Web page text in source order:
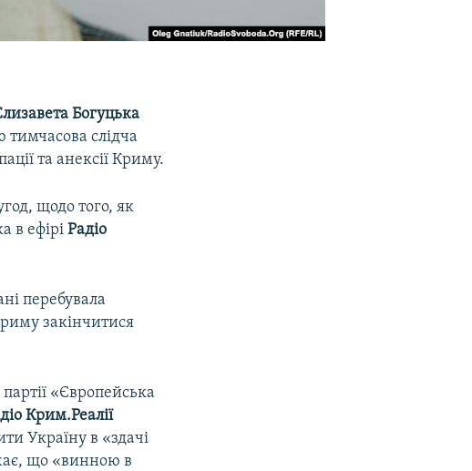
Богуцька
слідча
та анексії Криму.
щодо того, як
в ефіріРадіо
перебувала
закінчитися
«Європейська
Крим.Реалії
Україну в «здачі
що «винною в